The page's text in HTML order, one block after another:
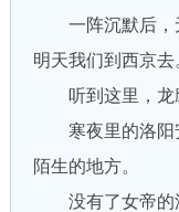
一阵沉默后，无
明天我们到西京去
听到这里，龙鹰
寒夜里的洛阳
陌生的地方。
没有了女帝的